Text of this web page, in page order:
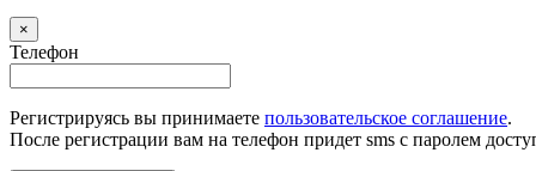
×
Телефон
Регистрируясь вы принимаете пользовательское соглашение.
После регистрации вам на телефон придет sms с паролем